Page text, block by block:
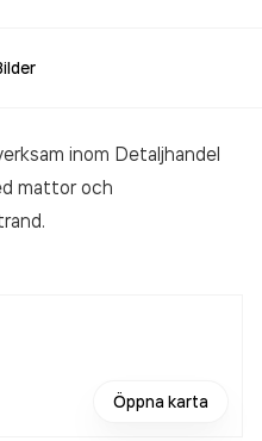
inom Detaljhandel
mattor och
Öppna karta